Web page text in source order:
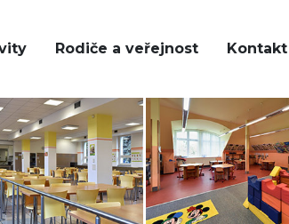
Rodiče a veřejnost Kontakt